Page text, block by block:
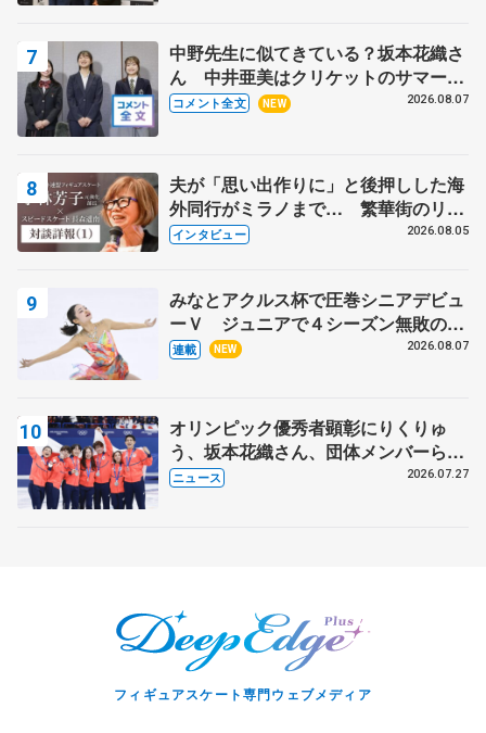
中野先生に似てきている？坂本花織さ
ん 中井亜美はクリケットのサマーキ
ャンプに 島田麻央はたくさん試合に
コメント全文 NEW 2026.08.07
夫が「思い出作りに」と後押しした海
外同行がミラノまで… 繁華街のリン
クでは不良のお兄さんも味方に 小林
インタビュー 2026.08.05
みなとアクルス杯で圧巻シニアデビュ
ーＶ ジュニアで４シーズン無敗の島
田麻央
連載 NEW 2026.08.07
オリンピック優秀者顕彰にりくりゅ
う、坂本花織さん、団体メンバーら
8月7日に文科省が表彰式、ブルーノ・
ニュース 2026.07.27
フィギュアスケート専門ウェブメディア